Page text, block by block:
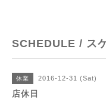
SCHEDULE / ス
休業 2016-12-31 (Sat)
店休日